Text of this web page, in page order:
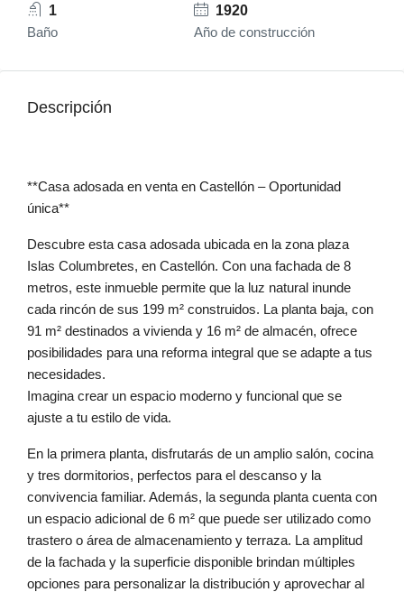
1
Baño
1920
Año de construcción
Descripción
**Casa adosada en venta en Castellón – Oportunidad
única**
Descubre esta casa adosada ubicada en la zona plaza
Islas Columbretes, en Castellón. Con una fachada de 8
metros, este inmueble permite que la luz natural inunde
cada rincón de sus 199 m² construidos. La planta baja, con
91 m² destinados a vivienda y 16 m² de almacén, ofrece
posibilidades para una reforma integral que se adapte a tus
necesidades.
Imagina crear un espacio moderno y funcional que se
ajuste a tu estilo de vida.
En la primera planta, disfrutarás de un amplio salón, cocina
y tres dormitorios, perfectos para el descanso y la
convivencia familiar. Además, la segunda planta cuenta con
un espacio adicional de 6 m² que puede ser utilizado como
trastero o área de almacenamiento y terraza. La amplitud
de la fachada y la superficie disponible brindan múltiples
opciones para personalizar la distribución y aprovechar al